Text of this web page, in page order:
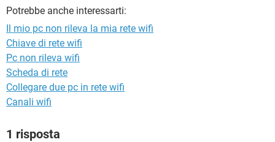
Potrebbe anche interessarti:
Il mio pc non rileva la mia rete wifi
Chiave di rete wifi
Pc non rileva wifi
Scheda di rete
Collegare due pc in rete wifi
Canali wifi
1 risposta